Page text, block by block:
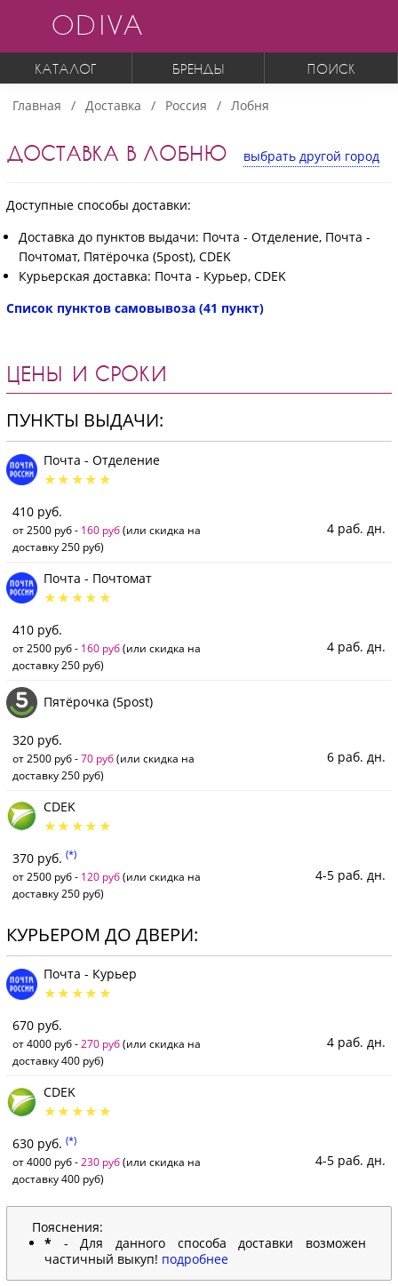
ODIVA
КАТАЛОГ БРЕНДЫ ПОИСК
Главная Доставка Россия Лобня
ДОСТАВКА В ЛОБНЮ выбрать другой город
Доступные способы доставки:
Доставка до пунктов выдачи: Почта - Отделение, Почта -
Почтомат, Пятёрочка (5post), CDEK
Курьерская доставка: Почта - Курьер, CDEK
Список пунктов самовывоза (41 пункт)
ЦЕНЫ И СРОКИ
ПУНКТЫ ВЫДАЧИ:
Почта - Отделение
410 руб.
от 2500 руб - 160 руб(или скидка на
доставку 250 руб)
4 раб. дн.
Почта - Почтомат
410 руб.
от 2500 руб - 160 руб(или скидка на
доставку 250 руб)
4 раб. дн.
Пятёрочка (5post)
320 руб.
от 2500 руб -70 руб(или скидка на
доставку 250 руб)
6 раб. дн.
CDEK
370 руб. (*)
от 2500 руб - 120 руб(или скидка на
доставку 250 руб)
4-5 раб. дн.
КУРЬЕРОМ ДО ДВЕРИ:
Почта - Курьер
670 руб.
от 4000 руб -270 руб(или скидка на
доставку 400 руб)
4 раб. дн.
CDEK
630 руб. (*)
от 4000 руб -230 руб(или скидка на
доставку 400 руб)
4-5 раб. дн.
Пояснения:
* - Для данного способа доставки возможен
частичный выкуп! подробнее